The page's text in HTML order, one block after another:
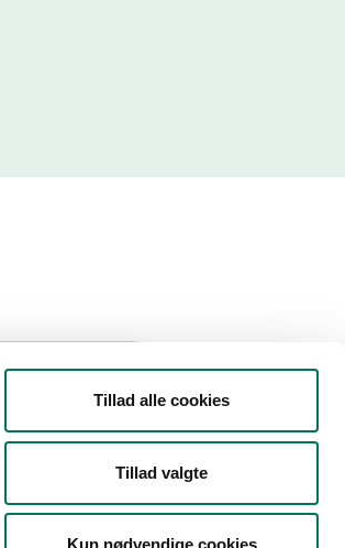
Tillad alle cookies
Tillad valgte
Kun nødvendige cookies
(1)